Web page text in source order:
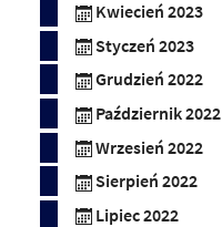
Kwiecień 2023
Styczeń 2023
Grudzień 2022
Październik 2022
Wrzesień 2022
Sierpień 2022
Lipiec 2022